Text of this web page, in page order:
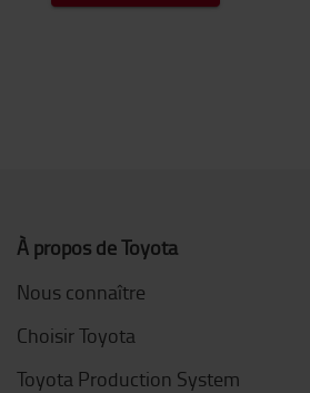
À propos de Toyota
Nous connaître
Choisir Toyota
Toyota Production System